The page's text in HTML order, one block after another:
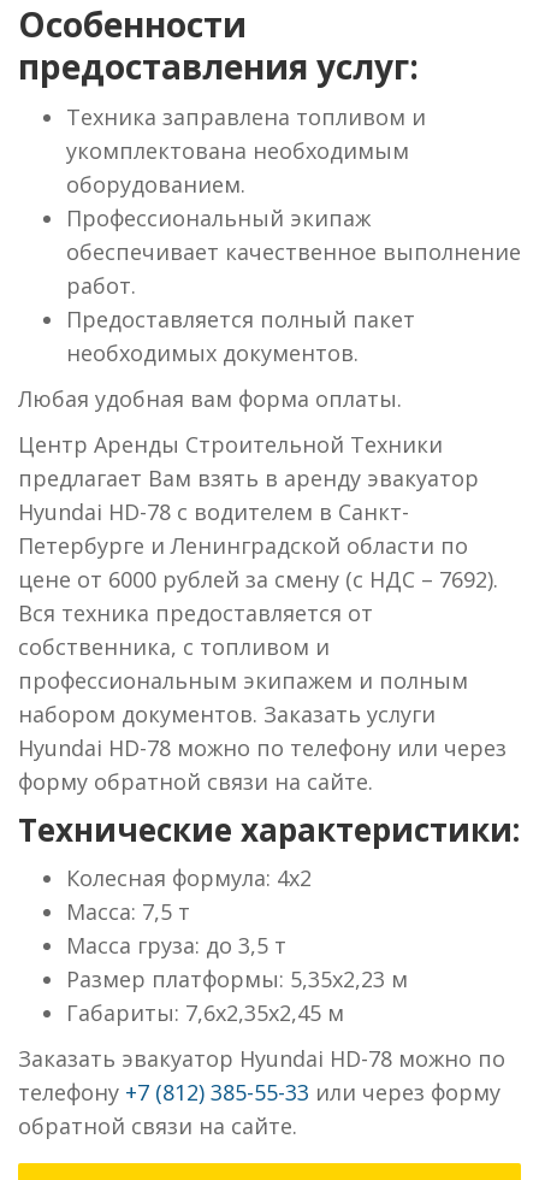
Особенности
предоставления услуг:
Техника заправлена топливом и
укомплектована необходимым
оборудованием.
Профессиональный экипаж
обеспечивает качественное выполнение
работ.
Предоставляется полный пакет
необходимых документов.
Любая удобная вам форма оплаты.
Центр Аренды Строительной Техники
предлагает Вам взять в аренду эвакуатор
Hyundai HD-78 с водителем в Санкт-
Петербурге и Ленинградской области по
цене от 6000 рублей за смену (с НДС – 7692).
Вся техника предоставляется от
собственника, с топливом и
профессиональным экипажем и полным
набором документов. Заказать услуги
Hyundai HD-78 можно по телефону или через
форму обратной связи на сайте.
Технические характеристики:
Колесная формула: 4х2
Масса: 7,5 т
Масса груза: до 3,5 т
Размер платформы: 5,35х2,23 м
Габариты: 7,6х2,35х2,45 м
Заказать эвакуатор Hyundai HD-78 можно по
телефону +7 (812) 385-55-33 или через форму
обратной связи на сайте.